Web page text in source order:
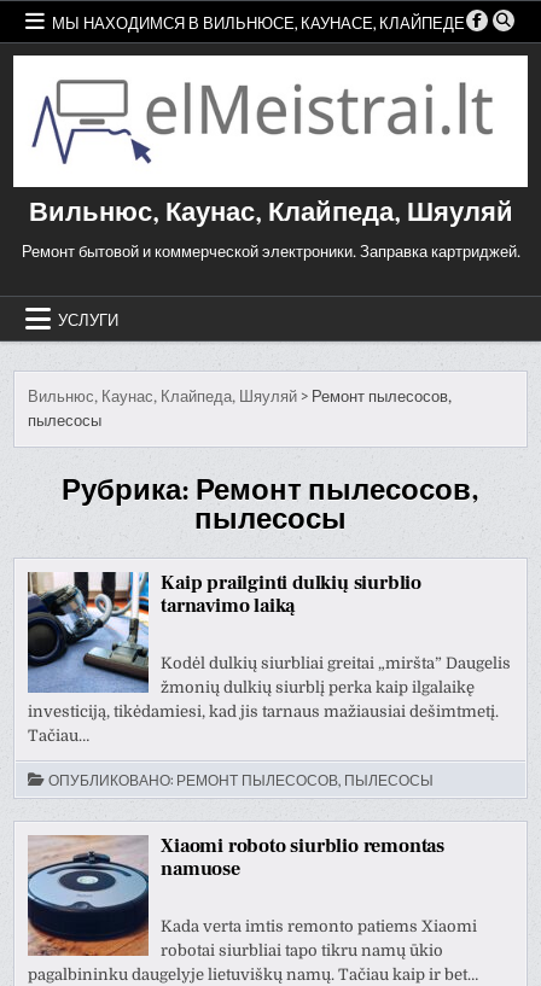
Skip
content
МЫ НАХОДИМСЯ В ВИЛЬНЮСЕ, КАУНАСЕ, КЛАЙПЕДЕ
Вильнюс, Каунас, Клайпеда, Шяуляй
Ремонт бытовой и коммерческой электроники. Заправка картриджей.
УСЛУГИ
Вильнюс, Каунас, Клайпеда, Шяуляй > Ремонт пылесосов,
пылесосы
Рубрика: Ремонт пылесосов,
пылесосы
Kaip prailginti dulkių siurblio
tarnavimo laiką
Kodėl dulkių siurbliai greitai „miršta” Daugelis
žmonių dulkių siurblį perka kaip ilgalaikę
investiciją, tikėdamiesi, kad jis tarnaus mažiausiai dešimtmetį.
Tačiau…
ОПУБЛИКОВАНО: РЕМОНТ ПЫЛЕСОСОВ, ПЫЛЕСОСЫ
Xiaomi roboto siurblio remontas
namuose
Kada verta imtis remonto patiems Xiaomi
robotai siurbliai tapo tikru namų ūkio
pagalbininku daugelyje lietuviškų namų. Tačiau kaip ir bet…